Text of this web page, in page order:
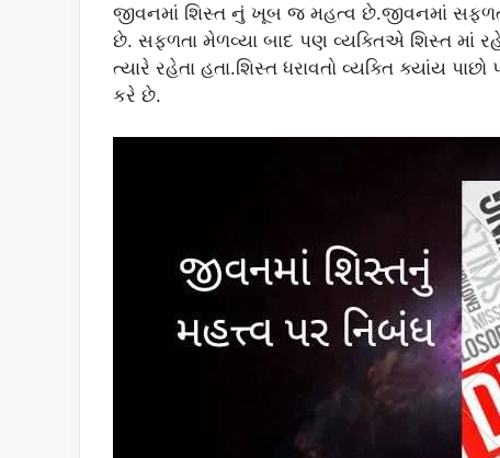
જીવનમાં શિસ્ત નું ખૂબ જ મહત્વ છે.જીવનમાં
છે. સફળતા મેળવ્યા બાદ પણ વ્યક્તિએ શિસ્ત
ત્યારે રહેતા હતા.શિસ્ત ધરાવતો વ્યક્તિ ક્યાંય
કરે છે.